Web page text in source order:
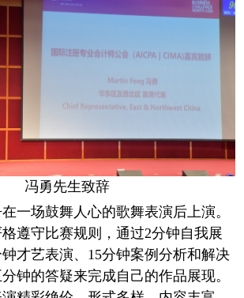
冯勇先生致辞
场鼓舞人心的歌舞表演后上演。
遵守比赛规则，通过2分钟自我展
才艺表演、15分钟案例分析和解决
钟的答疑来完成自己的作品展现。